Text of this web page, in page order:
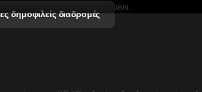
Λισαβόνα – Αλμπουφέιρα Τρένο
δημοφιλείς διαδρομές